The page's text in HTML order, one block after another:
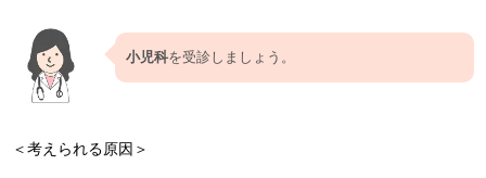
小児科を受診しましょう。
＜考えられる原因＞